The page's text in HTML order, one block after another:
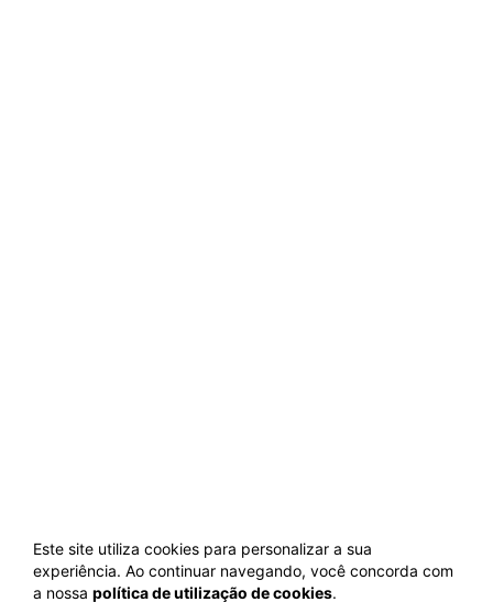
Este site utiliza cookies para personalizar a sua
experiência. Ao continuar navegando, você concorda com
a nossa política de utilização de cookies.